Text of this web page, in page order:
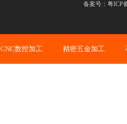
备案号： 粤ICP
CNC数控加工 精密五金加工